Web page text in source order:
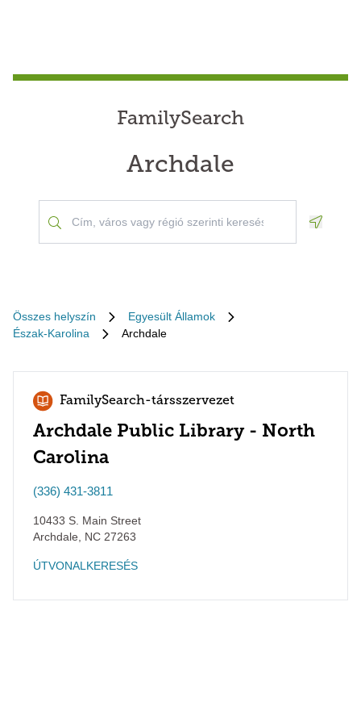
FamilySearch
Archdale
Összes helyszín
Egyesült Államok
Észak-Karolina
Archdale
FamilySearch-társszervezet
Archdale Public Library - North
Carolina
(336) 431-3811
10433 S. Main Street
Archdale
NC 27263
ÚTVONALKERESÉS